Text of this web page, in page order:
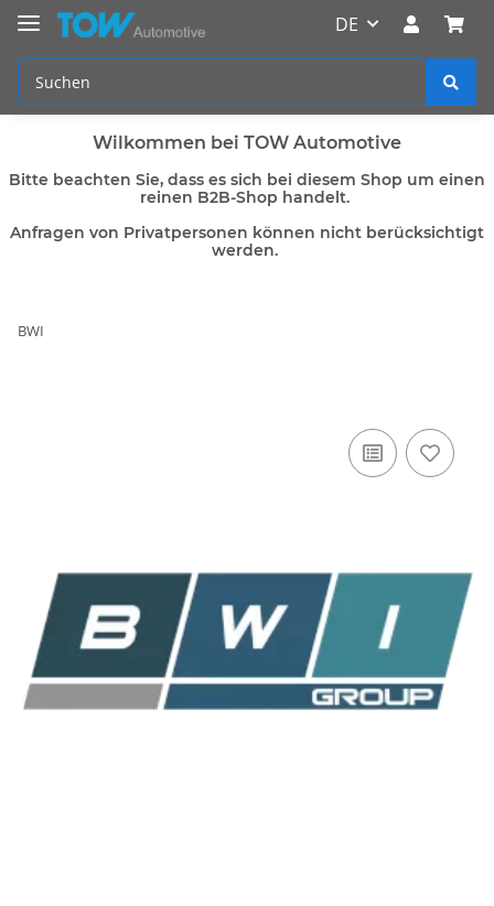
DE
Wilkommen bei TOW Automotive
Bitte beachten Sie, dass es sich bei diesem Shop um einen
reinen B2B-Shop handelt.
Anfragen von Privatpersonen können nicht berücksichtigt
werden.
BWI